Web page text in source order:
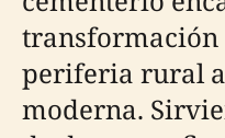
transformación
periferia rural
moderna.